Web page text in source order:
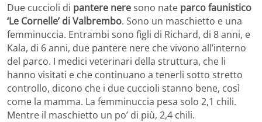
Due cuccioli di pantere neresono nate parco faunistico
‘Le Cornelle’ di Valbrembo. Sono un maschietto e una
femminuccia. Entrambi sono figli di Richard, di 8 anni, e
Kala, di 6 anni, due pantere nere che vivono all’interno
del parco. I medici veterinari della struttura, che li
hanno visitati e che continuano a tenerli sotto stretto
controllo, dicono che i due cuccioli stanno bene, così
come la mamma. La femminuccia pesa solo 2,1 chili.
Mentre il maschietto un po’ di più, 2,4 chili.